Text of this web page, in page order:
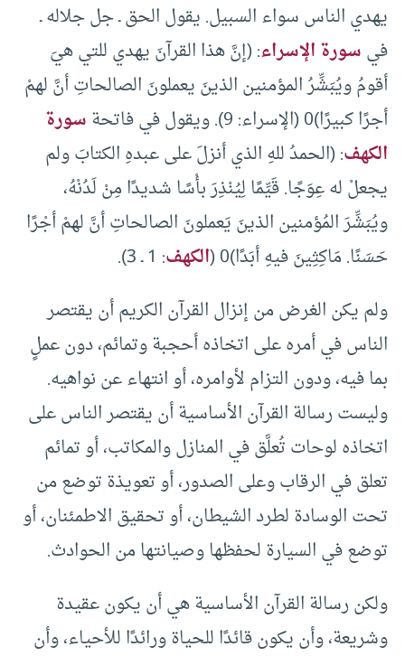
يهدي الناس سواء السبيل. يقول الحق ـ جل جلاله ـ
فيسورة الإسراء: (إنَّ هذا القرآنَ يهدي للتي هيَ
أقومُ ويُبَشِّرُ المؤمنين الذينَ يعملونَ الصالحاتِ أنَّ لهمْ
أجرًا كبيرًا)0 (الإسراء: 9). ويقول في فاتحة
سورة
الكهف: (الحمدُ للهِ الذي أنزلَ على عبدهِ الكتابَ ولم
يجعلْ له عِوَجًا. قَيِّمًا لِيُنْذِرَ بأْسًا شديدًا مِنْ لَدُنْهُ،
ويُبَشِّرَ المُؤمنين الذينَ يَعملونَ الصالحاتِ أنَّ لهمْ أجْرًا
حَسَنًا. مَاكِثِينَ فيهِ أبَدًا)0 (
الكهف: 1 ـ 3).
ولم يكن الغرض من إنزال القرآن الكريم أن يقتصر
الناس في أمره على اتخاذه أحجبة وتمائم، دون عملٍ
بما فيه، ودون التزام لأوامره، أو انتهاء عن نواهيه.
وليست رسالة القرآن الأساسية أن يقتصر الناس على
اتخاذه لوحات تُعلَّق في المنازل والمكاتب، أو تمائم
تعلق في الرقاب وعلى الصدور، أو تعويذة توضع من
تحت الوسادة لطرد الشيطان، أو تحقيق الاطمئنان، أو
توضع في السيارة لحفظها وصيانتها من الحوادث.
ولكن رسالة القرآن الأساسية هي أن يكون عقيدة
وشريعة، وأن يكون قائدًا للحياة ورائدًا للأحياء، وأن